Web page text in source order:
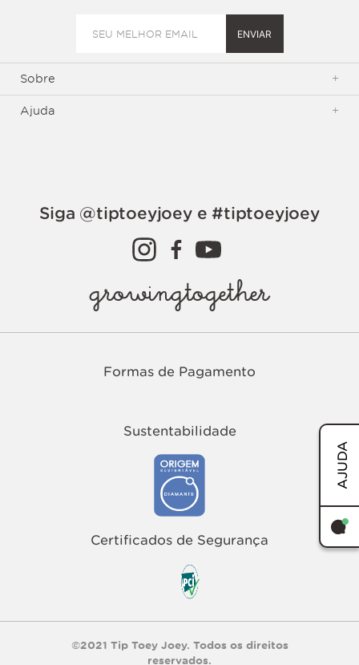
AJUDA
ENVIAR
Sobre +
Ajuda +
Siga @tiptoeyjoey e #tiptoeyjoey
growingtogether
Formas de Pagamento
Sustentabilidade
Certificados de Segurança
©2021 Tip Toey Joey. Todos os direitos
reservados.